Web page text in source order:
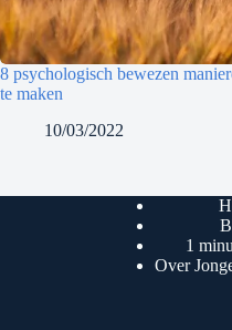
8 psychologisch bewezen
te maken
10/03/2022
1
Over